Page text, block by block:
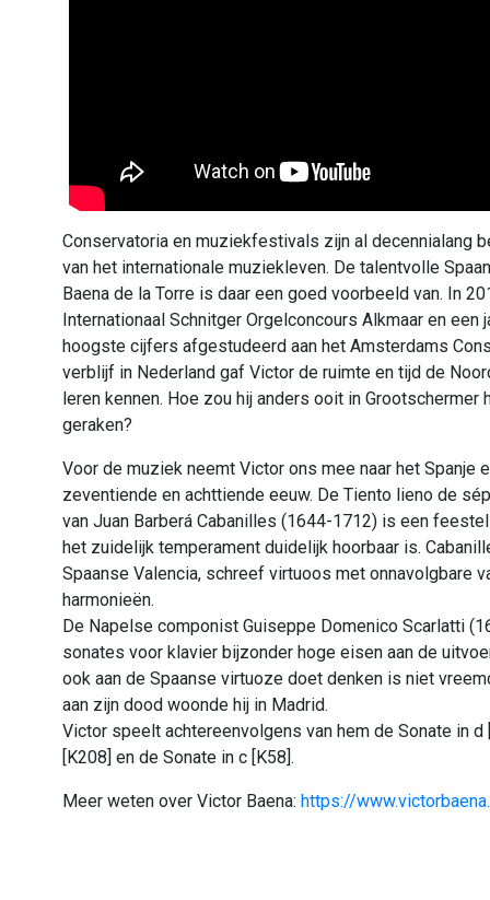
Conservatoria en muziekfestivals zijn al decennialang
van het internationale muziekleven. De talentvolle
Baena de la Torre is daar een goed voorbeeld van. In
Internationaal Schnitger Orgelconcours Alkmaar en een
hoogste cijfers afgestudeerd aan het Amsterdams
verblijf in Nederland gaf Victor de ruimte en tijd de
leren kennen. Hoe zou hij anders ooit in Grootschermer
geraken?
Voor de muziek neemt Victor ons mee naar het Spanje
zeventiende en achttiende eeuw. De Tiento lieno de
van Juan Barberá Cabanilles (1644-1712) is een
het zuidelijk temperament duidelijk hoorbaar is.
Spaanse Valencia, schreef virtuoos met onnavolgbare
harmonieën.
De Napelse componist Guiseppe Domenico Scarlatti
sonates voor klavier bijzonder hoge eisen aan de
ook aan de Spaanse virtuoze doet denken is niet
aan zijn dood woonde hij in Madrid.
Victor speelt achtereenvolgens van hem de Sonate in d
[K208] en de Sonate in c [K58].
Meer weten over Victor Baena: https://